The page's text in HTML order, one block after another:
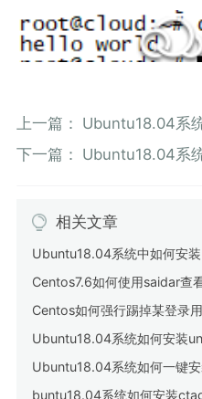
上一篇： Ubuntu18.04系统磁盘
下一篇： Ubuntu18.04系
相关文章
Ubuntu18.04系统中如何安
Centos7.6如何使用saidar查
Centos如何强行踢掉某登录
Ubuntu18.04系统如何安装
Ubuntu18.04系统如何一键
buntu18.04系统如何安装